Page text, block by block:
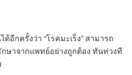
ด้อีกครั้งว่า “โรคมะเร็ง” สามารถ
ษาจากแพทย์อย่างถูกต้อง ทันท่วงที